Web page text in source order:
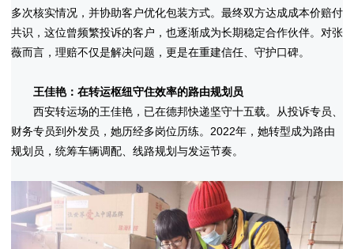
多次核实情况，并协助客户优化包装方式。最终双方达成成本价赔付
共识，这位曾频繁投诉的客户，也逐渐成为长期稳定合作伙伴。对张
薇而言，理赔不仅是解决问题，更是在重建信任、守护口碑。
王佳艳：在转运枢纽守住效率的路由规划员
西安转运场的王佳艳，已在德邦快递坚守十五载。从投诉专员、
财务专员到外发员，她历经多岗位历练。2022年，她转型成为路由
规划员，统筹车辆调配、线路规划与发运节奏。